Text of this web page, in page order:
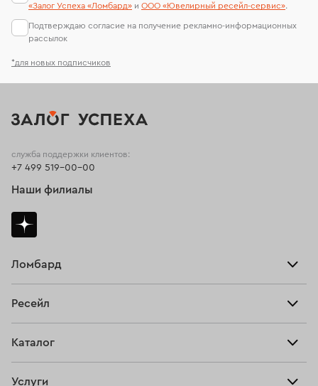
*для новых подписчиков
«Залог Успеха «Ломбард» и ООО «Ювелирный ресейл-сервиc».
Подтверждаю согласие на получение рекламно-информационных
рассылок
Ломбард
Тарифы
Ресейл
Каталог
Услуги
служба поддержки клиентов:
+7 499 519-00-00
Наши филиалы